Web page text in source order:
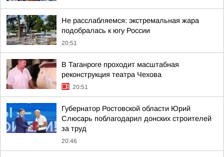
Не расслабляемся: экстремальная жара
подобралась к югу России
20:51
В Таганроге проходит масштабная
реконструкция театра Чехова
20:51
Губернатор Ростовской области Юрий
Слюсарь поблагодарил донских строителей
за труд
20:46